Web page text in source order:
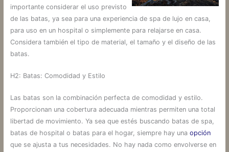
importante considerar el uso previsto
de las batas, ya sea para una experiencia de spa de lujo en casa,
para uso en un hospital o simplemente para relajarse en casa.
Considera también el tipo de material, el tamaño y el diseño de las
batas.
H2: Batas: Comodidad y Estilo
Las batas son la combinación perfecta de comodidad y estilo.
Proporcionan una cobertura adecuada mientras permiten una total
libertad de movimiento. Ya sea que estés buscando batas de spa,
batas de hospital o batas para el hogar, siempre hay una opción
que se ajusta a tus necesidades. No hay nada como envolverse en